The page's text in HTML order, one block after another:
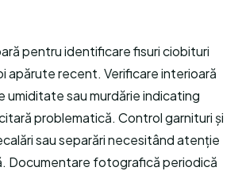
pentru identificare fisuri ciobituri
apărute recent. Verificare interioară
sau murdărie indicating
problematică. Control garnituri și
sau separări necesitând atenție
Documentare fotografică periodică